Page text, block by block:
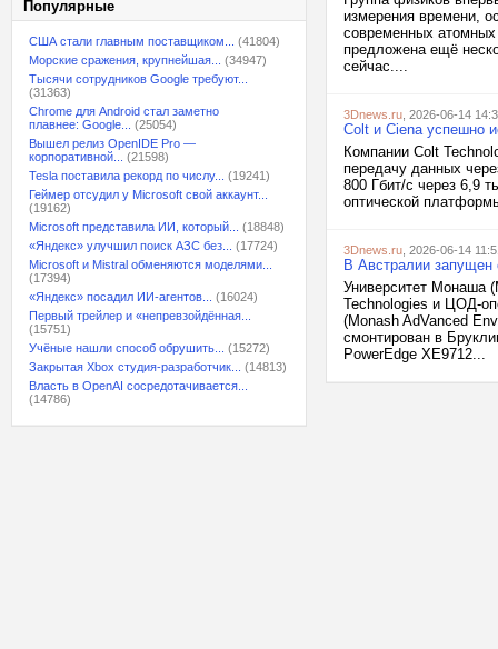
Популярные
США стали главным поставщиком...
(41804)
Морские сражения, крупнейшая...
(34947)
Тысячи сотрудников Google требуют...
(31363)
Chrome для Android стал заметно
плавнее: Google...
(25054)
Вышел релиз OpenIDE Pro —
корпоративной...
(21598)
Tesla поставила рекорд по числу...
(19241)
Геймер отсудил у Microsoft свой аккаунт...
(19162)
Microsoft представила ИИ, который...
(18848)
«Яндекс» улучшил поиск АЗС без...
(17724)
Microsoft и Mistral обменяются моделями...
(17394)
«Яндекс» посадил ИИ-агентов...
(16024)
Первый трейлер и «непревзойдённая...
(15751)
Учёные нашли способ обрушить...
(15272)
Закрытая Xbox студия-разработчик...
(14813)
Власть в OpenAI сосредотачивается...
(14786)
измерения времени,
современных
предложена ещё
сейчас....
3Dnews.ru , 2026-06-14
Colt и Ciena успешно
Компании Colt
передачу данных
800 Гбит/с через 6,9
оптической
3Dnews.ru , 2026-06-14
В Австралии запущен
Университет Монаша
Technologies и ЦОД-
(Monash AdVanced
смонтирован в
PowerEdge XE9712...